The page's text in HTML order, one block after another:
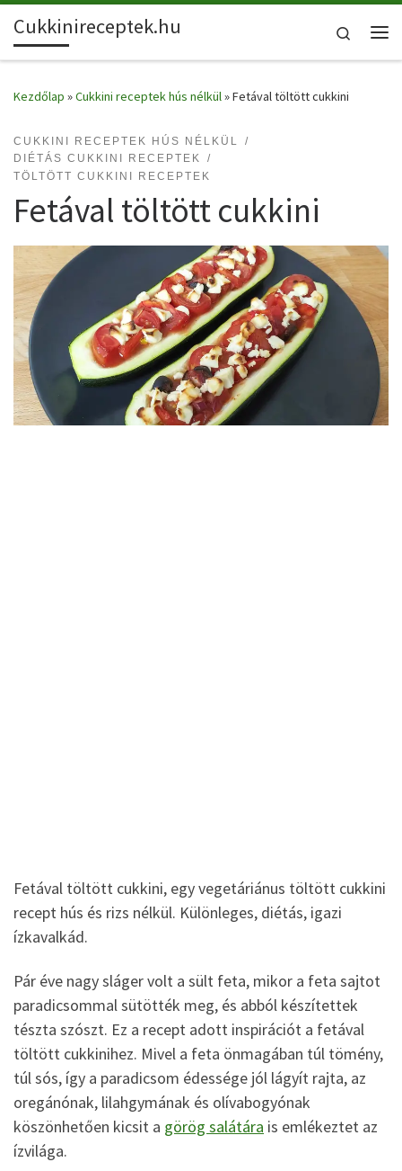
Skip to content
Cukkinireceptek.hu
Search
Kezdőlap »Cukkini receptek hús nélkül»Fetával töltött cukkini
CUKKINI RECEPTEK HÚS NÉLKÜL
DIÉTÁS CUKKINI RECEPTEK
TÖLTÖTT CUKKINI RECEPTEK
Fetával töltött cukkini
Fetával töltött cukkini, egy vegetáriánus töltött cukkini
recept hús és rizs nélkül. Különleges, diétás, igazi
ízkavalkád.
Pár éve nagy sláger volt a sült feta, mikor a feta sajtot
paradicsommal sütötték meg, és abból készítettek
tészta szószt. Ez a recept adott inspirációt a fetával
töltött cukkinihez. Mivel a feta önmagában túl tömény,
túl sós, így a paradicsom édessége jól lágyít rajta, az
oregánónak, lilahgymának és olívabogyónak
köszönhetően kicsit a görög salátára is emlékeztet az
ízvilága.